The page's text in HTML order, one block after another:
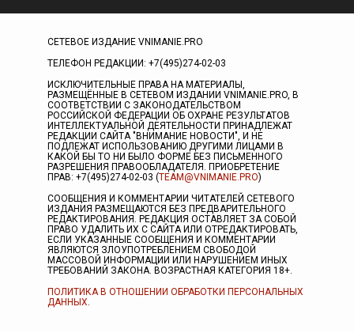
СЕТЕВОЕ ИЗДАНИЕ VNIMANIE.PRO
ТЕЛЕФОН РЕДАКЦИИ: +7(495)274-02-03
ИСКЛЮЧИТЕЛЬНЫЕ ПРАВА НА МАТЕРИАЛЫ,
РАЗМЕЩЁННЫЕ В СЕТЕВОМ ИЗДАНИИ VNIMANIE.PRO, В
СООТВЕТСТВИИ С ЗАКОНОДАТЕЛЬСТВОМ
РОССИЙСКОЙ ФЕДЕРАЦИИ ОБ ОХРАНЕ РЕЗУЛЬТАТОВ
ИНТЕЛЛЕКТУАЛЬНОЙ ДЕЯТЕЛЬНОСТИ ПРИНАДЛЕЖАТ
РЕДАКЦИИ САЙТА "ВНИМАНИЕ НОВОСТИ", И НЕ
ПОДЛЕЖАТ ИСПОЛЬЗОВАНИЮ ДРУГИМИ ЛИЦАМИ В
КАКОЙ БЫ ТО НИ БЫЛО ФОРМЕ БЕЗ ПИСЬМЕННОГО
РАЗРЕШЕНИЯ ПРАВООБЛАДАТЕЛЯ. ПРИОБРЕТЕНИЕ
ПРАВ: +7(495)274-02-03 (TEAM@VNIMANIE.PRO)
СООБЩЕНИЯ И КОММЕНТАРИИ ЧИТАТЕЛЕЙ СЕТЕВОГО
ИЗДАНИЯ РАЗМЕЩАЮТСЯ БЕЗ ПРЕДВАРИТЕЛЬНОГО
РЕДАКТИРОВАНИЯ. РЕДАКЦИЯ ОСТАВЛЯЕТ ЗА СОБОЙ
ПРАВО УДАЛИТЬ ИХ С САЙТА ИЛИ ОТРЕДАКТИРОВАТЬ,
ЕСЛИ УКАЗАННЫЕ СООБЩЕНИЯ И КОММЕНТАРИИ
ЯВЛЯЮТСЯ ЗЛОУПОТРЕБЛЕНИЕМ СВОБОДОЙ
МАССОВОЙ ИНФОРМАЦИИ ИЛИ НАРУШЕНИЕМ ИНЫХ
ТРЕБОВАНИЙ ЗАКОНА. ВОЗРАСТНАЯ КАТЕГОРИЯ 18+.
ПОЛИТИКА В ОТНОШЕНИИ ОБРАБОТКИ ПЕРСОНАЛЬНЫХ
ДАННЫХ